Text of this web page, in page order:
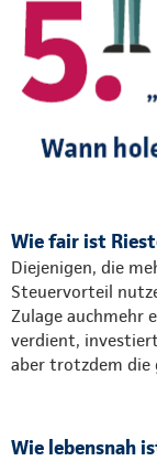
Wie fair ist
Diejenigen, die
Steuervorteil
Zulage auchmehr
verdient,
aber trotzdem die
Wie lebensnah